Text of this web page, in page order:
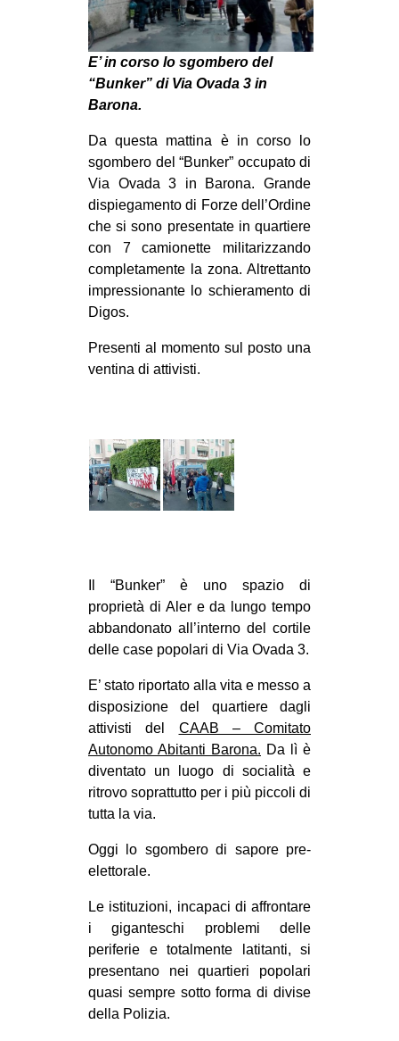
E’ in corso lo sgombero del
“Bunker” di Via Ovada 3 in
Barona.
Da questa mattina è in corso lo
sgombero del “Bunker” occupato di
Via Ovada 3 in Barona. Grande
dispiegamento di Forze dell’Ordine
che si sono presentate in quartiere
con 7 camionette militarizzando
completamente la zona. Altrettanto
impressionante lo schieramento di
Digos.
Presenti al momento sul posto una
ventina di attivisti.
Il “Bunker” è uno spazio di
proprietà di Aler e da lungo tempo
abbandonato all’interno del cortile
delle case popolari di Via Ovada 3.
E’ stato riportato alla vita e messo a
disposizione del quartiere dagli
attivisti del CAAB – Comitato
Autonomo Abitanti Barona. Da lì è
diventato un luogo di socialità e
ritrovo soprattutto per i più piccoli di
tutta la via.
Oggi lo sgombero di sapore pre-
elettorale.
Le istituzioni, incapaci di affrontare
i giganteschi problemi delle
periferie e totalmente latitanti, si
presentano nei quartieri popolari
quasi sempre sotto forma di divise
della Polizia.